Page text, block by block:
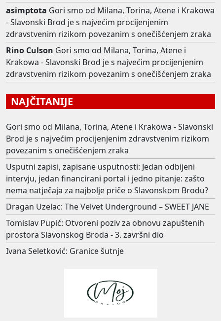
asimptota Gori smo od Milana, Torina, Atene i Krakowa
- Slavonski Brod je s najvećim procijenjenim
zdravstvenim rizikom povezanim s onečišćenjem zraka
Rino Culson Gori smo od Milana, Torina, Atene i
Krakowa - Slavonski Brod je s najvećim procijenjenim
zdravstvenim rizikom povezanim s onečišćenjem zraka
NAJČITANIJE
Gori smo od Milana, Torina, Atene i Krakowa - Slavonski
Brod je s najvećim procijenjenim zdravstvenim rizikom
povezanim s onečišćenjem zraka
Usputni zapisi, zapisane usputnosti: Jedan odbijeni
intervju, jedan financirani portal i jedno pitanje: zašto
nema natječaja za najbolje priče o Slavonskom Brodu?
Dragan Uzelac: The Velvet Underground – SWEET JANE
Tomislav Pupić: Otvoreni poziv za obnovu zapuštenih
prostora Slavonskog Broda - 3. završni dio
Ivana Seletković: Granice šutnje